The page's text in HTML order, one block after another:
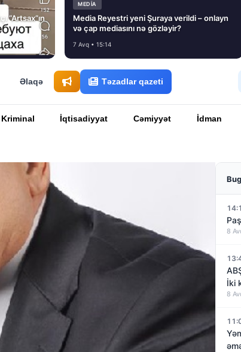
“Artsax”ın
MEDİA
Media Reyestri yeni Şuraya verildi – onlayn
və çap mediasını nə gözləyir?
7 Avq • 15:14
Əlaqə Təzadlar qazeti
Kriminal İqtisadiyyat Cəmiyyət İdman
8
İki
8